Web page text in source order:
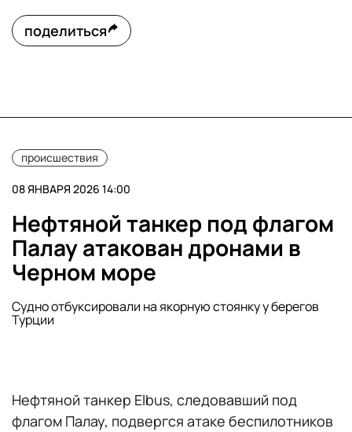
поделиться
происшествия
08 ЯНВАРЯ 2026 14:00
Нефтяной танкер под флагом
Палау атакован дронами в
Черном море
Судно отбуксировали на якорную стоянку у берегов
Турции
Нефтяной танкер Elbus, следовавший под
флагом Палау, подвергся атаке беспилотников